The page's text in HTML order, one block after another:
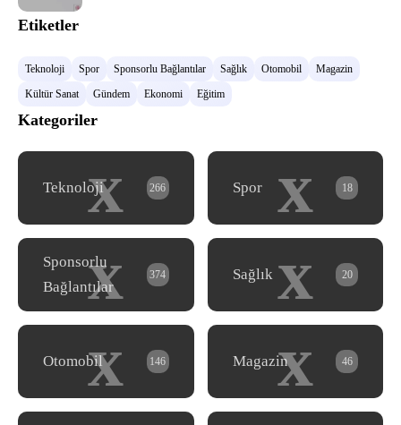
Etiketler
Teknoloji Spor Sponsorlu Bağlantılar Sağlık Otomobil
Magazin
Kültür Sanat
Gündem Ekonomi Eğitim
Kategoriler
x
Teknoloji 266 x
Spor 18
x
Sponsorlu
Bağlantılar
374 x
Sağlık 20
x
Otomobil 146 x
Magazin 46